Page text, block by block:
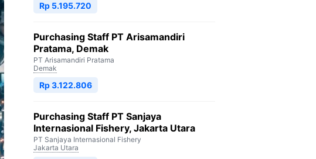
Rp 5.195.720
Purchasing Staff PT Arisamandiri
Pratama, Demak
PT Arisamandiri Pratama
Demak
Rp 3.122.806
Purchasing Staff PT Sanjaya
Internasional Fishery, Jakarta Utara
PT Sanjaya Internasional Fishery
Jakarta Utara